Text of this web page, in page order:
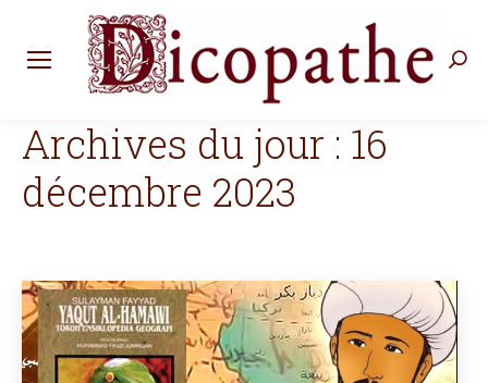
Archives du jour : 16
décembre 2023